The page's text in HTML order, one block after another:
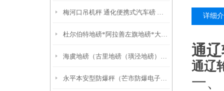
梅河口吊机秤 通化便携式汽车磅 牡丹电子防爆吊称
杜尔伯特地磅*阿拉善左旗地磅*大庆无人值守地磅*前进电子地磅
海虞地磅（古里地磅（璜泾地磅）嘉北地磅
永平本安型防爆秤（芒市防爆电子磅）临沧30吨地磅）水富吊秤
详细
通
通辽
一、